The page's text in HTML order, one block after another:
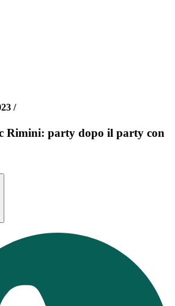
/
Rimini: party dopo il party con